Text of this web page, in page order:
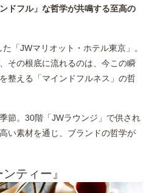
ドフル」な哲学が共鳴する至高の
「JWマリオット・ホテル東京」。
その根底に流れるのは、今この瞬
整える「マインドフルネス」の哲
節。30階「JWラウンジ」で供され
い素材を通じ、ブランドの哲学が
ティー』